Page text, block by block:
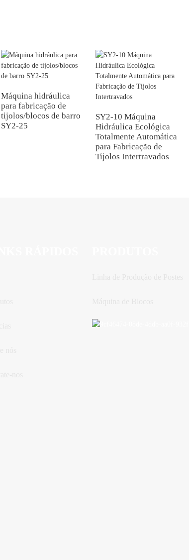
Máquina hidráulica
para fabricação de
tijolos/blocos de barro
SY2-25
SY2-10 Máquina
Hidráulica Ecológica
Totalmente Automática
para Fabricação de
Tijolos Intertravados